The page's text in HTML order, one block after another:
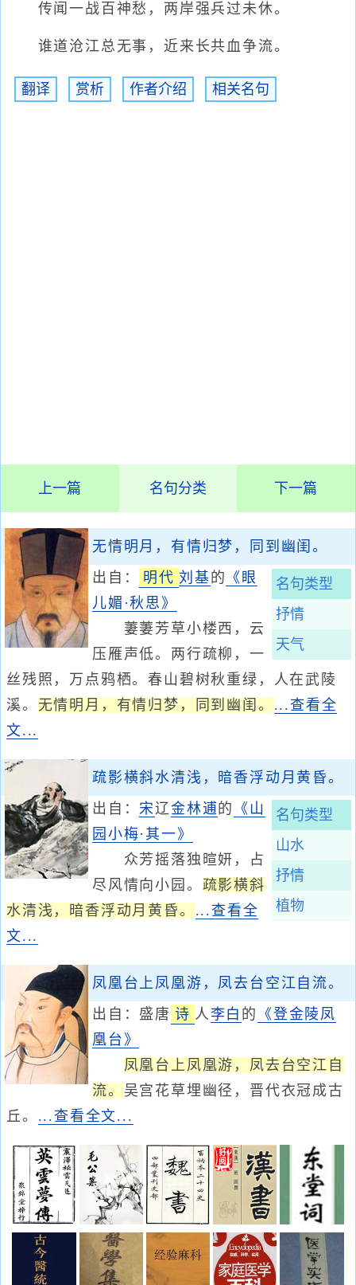
传闻一战百神愁，两岸强兵过未休。
谁道沧江总无事，近来长共血争流。
翻译 赏析 作者介绍 相关名句
上一篇 名句分类 下一篇
无情明月，有情归梦，同到幽闺。
名句类型
抒情
天气
出自： 明代 刘基 的 《眼
儿媚·秋思》
萋萋芳草小楼西，云
压雁声低。两行疏柳，一
丝残照，万点鸦栖。春山碧树秋重绿，人在武陵
溪。 无情明月，有情归梦，同到幽闺。 ...查看全
文...
疏影横斜水清浅，暗香浮动月黄昏。
名句类型
山水
抒情
植物
出自：宋辽金林逋 的 《山
园小梅·其一》
众芳摇落独暄妍，占
尽风情向小园。 疏影横斜
水清浅，暗香浮动月黄昏。 ...查看全
文...
凤凰台上凤凰游，凤去台空江自流。
出自：盛唐 诗 人李白 的 《登金陵凤
凰台》
凤凰台上凤凰游，凤去台空江自
流。 吴宫花草埋幽径，晋代衣冠成古
丘。 ...查看全文...